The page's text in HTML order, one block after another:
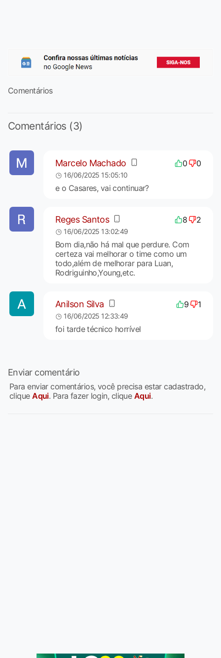
Comentários
Comentários (3)
Marcelo Machado 0 0
16/06/2025 15:05:10
e o Casares, vai continuar?
Reges Santos 8 2
16/06/2025 13:02:49
Bom dia,não há mal que perdure. Com
certeza vai melhorar o time como um
todo,além de melhorar para Luan,
Rodriguinho,Young,etc.
Anilson Silva 9 1
16/06/2025 12:33:49
foi tarde técnico horrível
Enviar comentário
Para enviar comentários, você precisa estar cadastrado,
cliqueAqui. Para fazer login, clique Aqui.